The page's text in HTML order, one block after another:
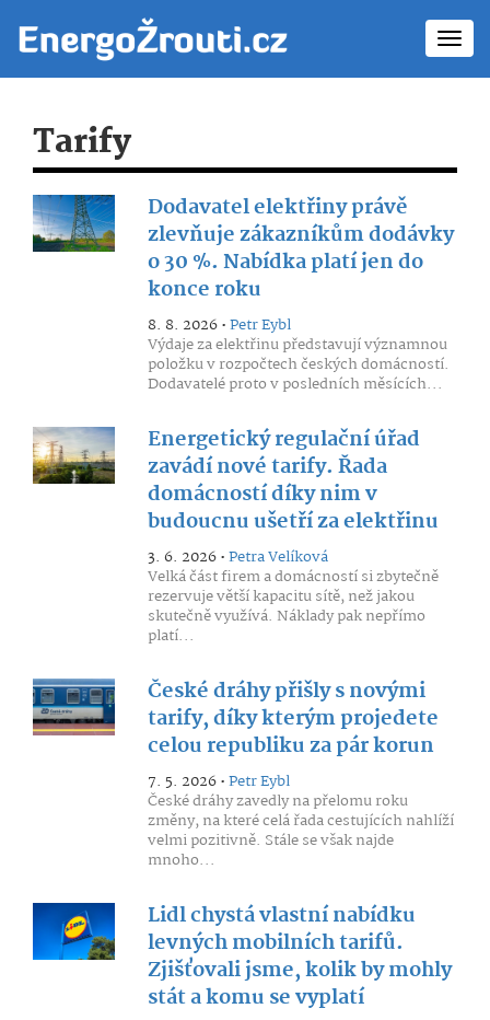
Tarify
Dodavatel elektřiny právě
zlevňuje zákazníkům dodávky
o 30 %. Nabídka platí jen do
konce roku
8. 8. 2026 •Petr Eybl
Výdaje za elektřinu představují významnou
položku v rozpočtech českých domácností.
Dodavatelé proto v posledních měsících...
Energetický regulační úřad
zavádí nové tarify. Řada
domácností díky nim v
budoucnu ušetří za elektřinu
3. 6. 2026 •Petra Velíková
Velká část firem a domácností si zbytečně
rezervuje větší kapacitu sítě, než jakou
skutečně využívá. Náklady pak nepřímo
platí...
České dráhy přišly s novými
tarify, díky kterým projedete
celou republiku za pár korun
7. 5. 2026 •Petr Eybl
České dráhy zavedly na přelomu roku
změny, na které celá řada cestujících nahlíží
velmi pozitivně. Stále se však najde
mnoho...
Lidl chystá vlastní nabídku
levných mobilních tarifů.
Zjišťovali jsme, kolik by mohly
stát a komu se vyplatí